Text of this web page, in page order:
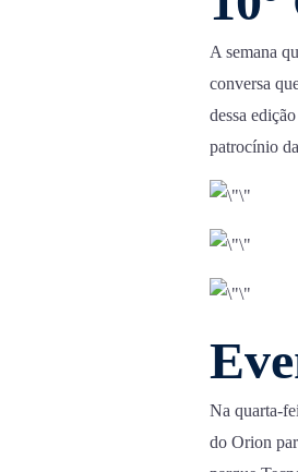
A semana
conversa
dessa
patrocínio
Na quarta-
do Orion